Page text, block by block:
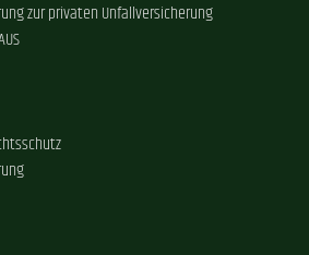
zur privaten Unfallversicherung